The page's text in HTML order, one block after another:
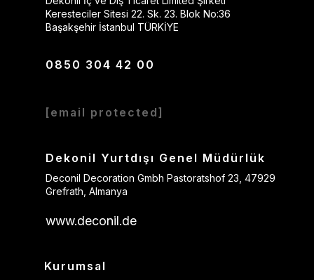
Keresteciler Sitesi 22. Sk. 23. Blok No:36
Başakşehir İstanbul TÜRKİYE
0850 304 42 00
[email protected]
Dekonil Yurtdışı Genel Müdürlük
Deconil Decoration Gmbh Pastoratshof 23, 47929
Grefrath, Almanya
www.deconil.de
Kurumsal